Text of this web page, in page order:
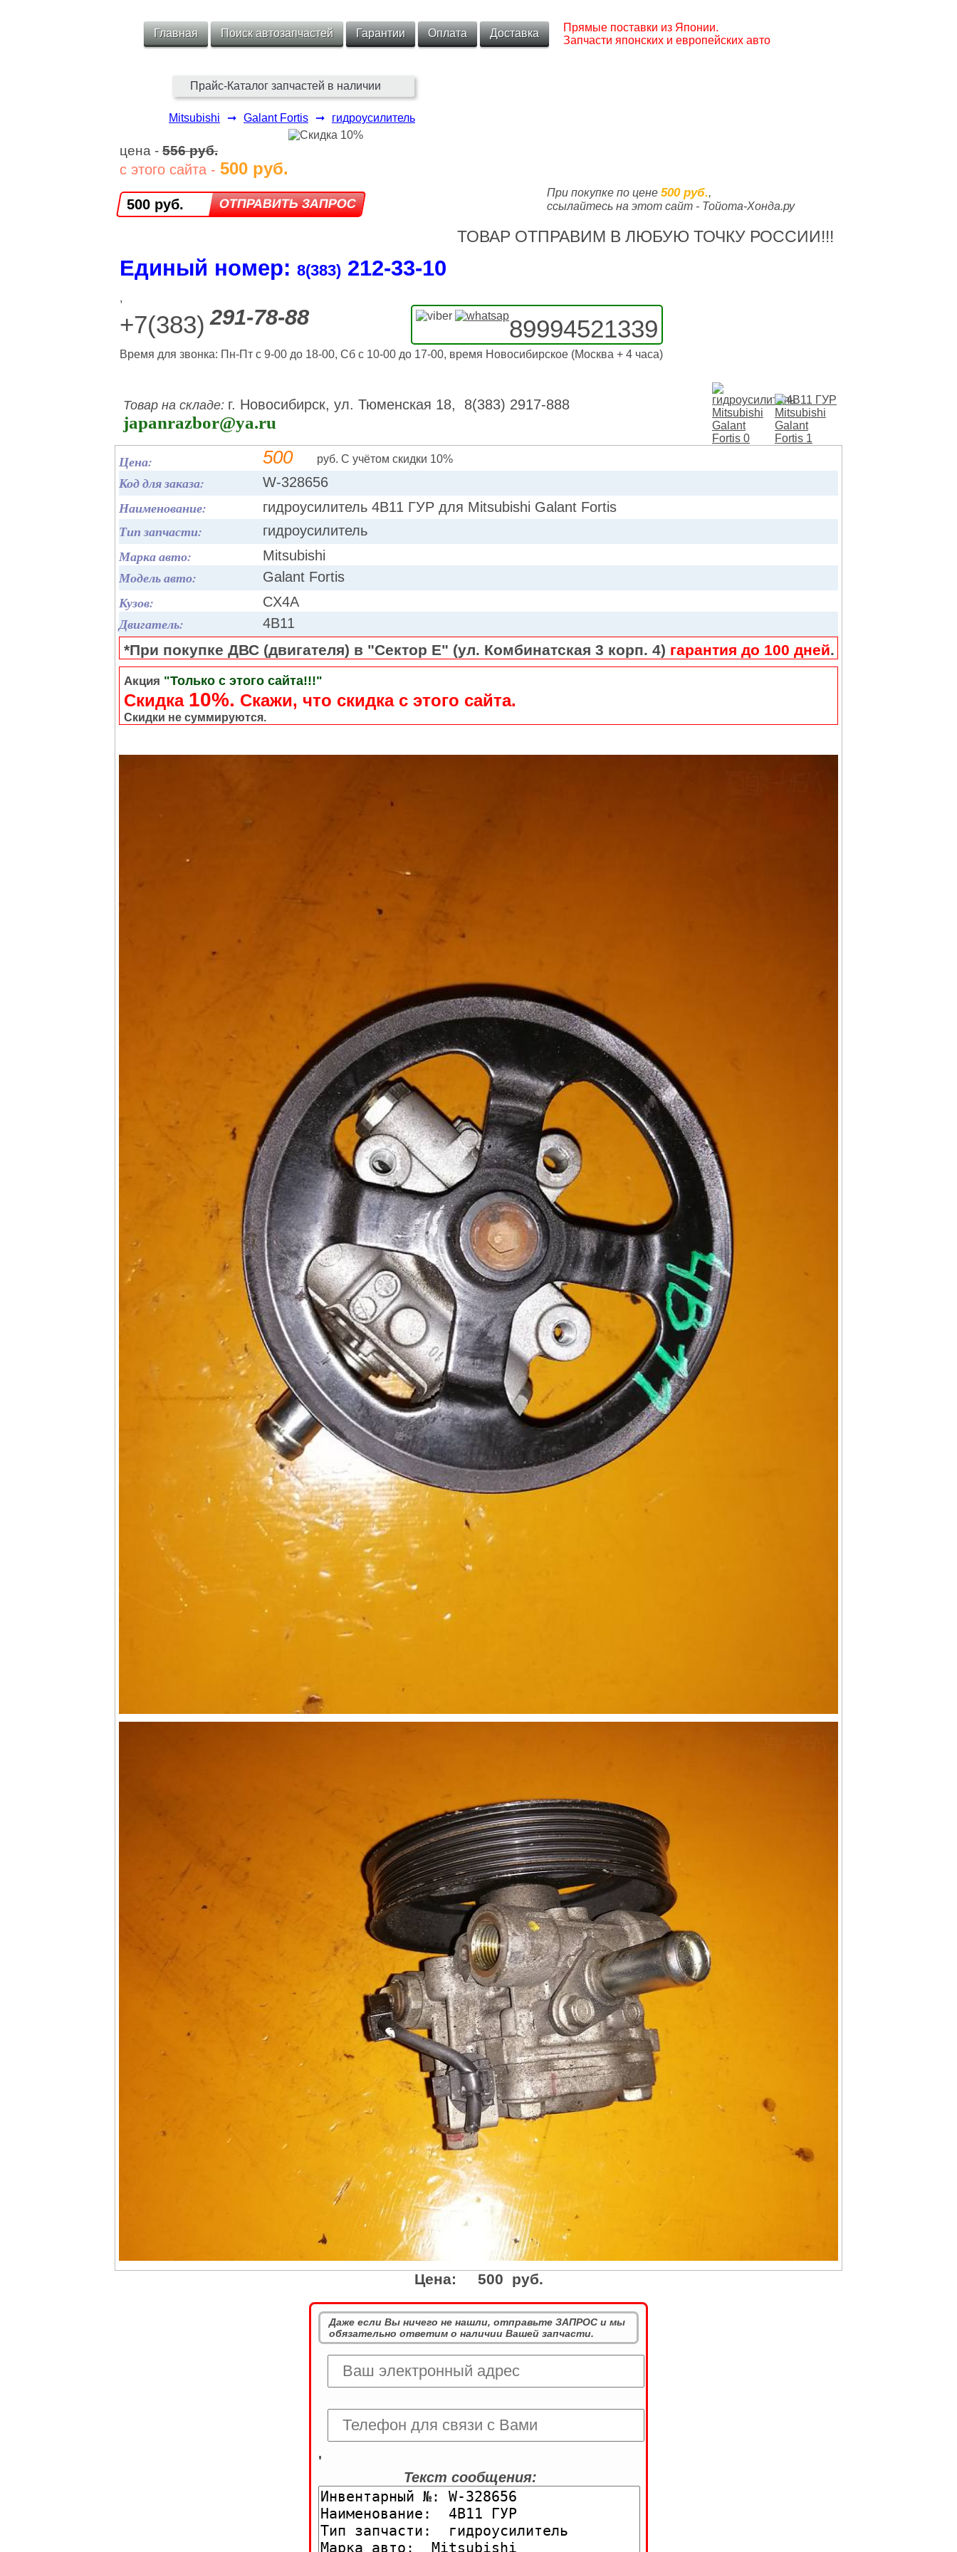
Главная Поиск автозапчастей Гарантии Оплата Доставка
Прямые поставки из Японии.
Запчасти японских и европейских авто
Прайс-Каталог запчастей в наличии
Mitsubishi ➞ Galant Fortis ➞ гидроусилитель
цена - 556 руб.
с этого сайта - 500 руб.
500 руб.
При покупке по цене 500 руб.,
ссылайтесь на этот сайт - Тойота-Хонда.ру
ТОВАР ОТПРАВИМ В ЛЮБУЮ ТОЧКУ РОССИИ!!!
Единый номер: 8(383) 212‑33‑10
,
+7(383) 291-78-88 89994521339
Время для звонка: Пн-Пт с 9-00 до 18-00, Сб с 10-00 до 17-00, время Новосибирское (Москва + 4 часа)
Товар на складе: г. Новосибирск, ул. Тюменская 18, 8(383) 2917-888
japanrazbor@ya.ru
Цена: 500 руб. С учётом скидки 10%
Код для заказа: W-328656
Наименование: гидроусилитель 4B11 ГУР для Mitsubishi Galant Fortis
Тип запчасти: гидроусилитель
Марка авто: Mitsubishi
Модель авто: Galant Fortis
Кузов: CX4A
Двигатель: 4B11
*При покупке ДВС (двигателя) в "Сектор Е" (ул. Комбинатская 3 корп. 4) гарантия до 100 дней.
Акция "Только с этого сайта!!!"
Скидка 10%. Cкажи, что скидка с этого сайта.
Скидки не суммируются.
Цена: 500 руб.
Даже если Вы ничего не нашли, отправьте ЗАПРОС и мы
обязательно ответим о наличии Вашей запчасти.
'
Текст сообщения: